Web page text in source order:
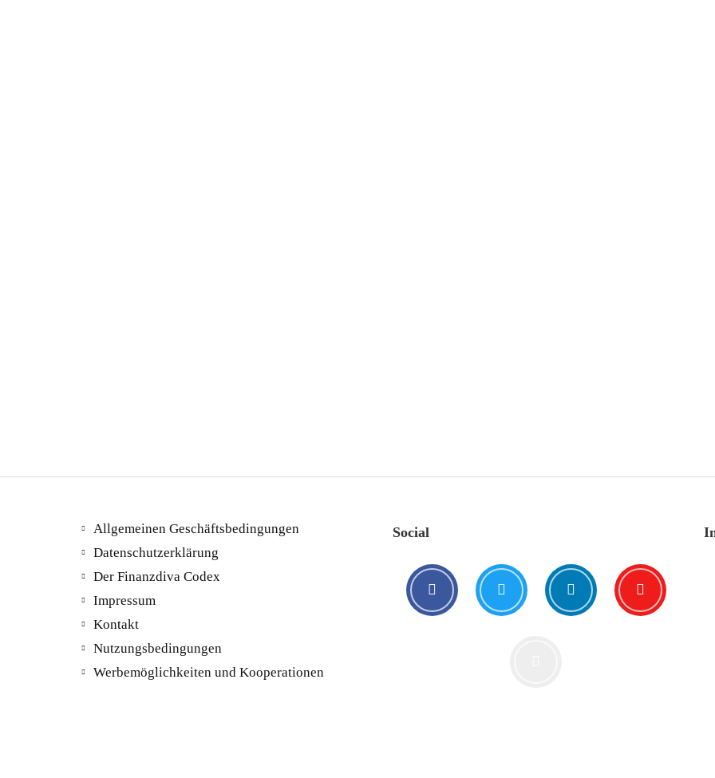
Allgemeinen Geschäftsbedingungen
Datenschutzerklärung
Der Finanzdiva Codex
Impressum
Kontakt
Nutzungsbedingungen
Werbemöglichkeiten und Kooperationen
Social